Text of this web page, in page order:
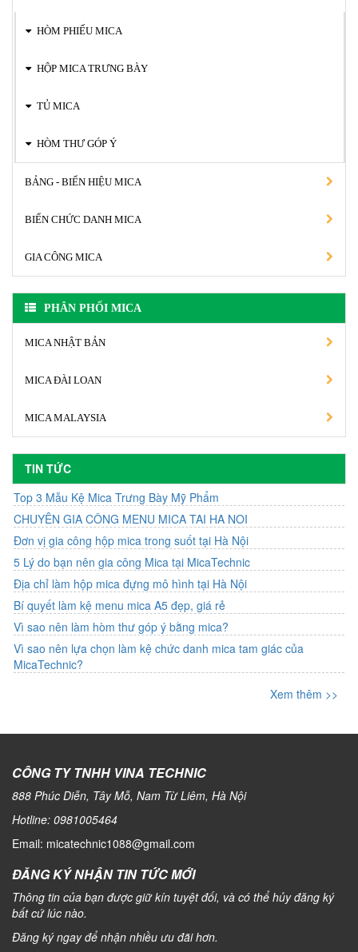
HÒM PHIẾU MICA
HỘP MICA TRƯNG BÀY
TỦ MICA
HÒM THƯ GÓP Ý
BẢNG - BIỂN HIỆU MICA
BIỂN CHỨC DANH MICA
GIA CÔNG MICA
PHÂN PHỐI MICA
MICA NHẬT BẢN
MICA ĐÀI LOAN
MICA MALAYSIA
TIN TỨC
Top 3 Mẫu Kệ Mica Trưng Bày Mỹ Phẩm
CHUYÊN GIA CÔNG MENU MICA TAI HA NOI
Đơn vị gia công hộp mica trong suốt tại Hà Nội
5 Lý do bạn nên gia công Mica tại MicaTechnic
Địa chỉ làm hộp mica đựng mô hình tại Hà Nội
Bí quyết làm kệ menu mica A5 đẹp, giá rẻ
Vì sao nên làm hòm thư góp ý bằng mica?
Vì sao nên lựa chọn làm kệ chức danh mica tam giác của
MicaTechnic?
Xem thêm >>
CÔNG TY TNHH VINA TECHNIC
888 Phúc Diễn, Tây Mỗ, Nam Từ Liêm, Hà Nội
Hotline: 0981005464
Email: micatechnic1088@gmail.com
ĐĂNG KÝ NHẬN TIN TỨC MỚI
Thông tin của bạn được giữ kín tuyệt đối, và có thể hủy đăng ký
bất cứ lúc nào.
Đăng ký ngay để nhận nhiều ưu đãi hơn.